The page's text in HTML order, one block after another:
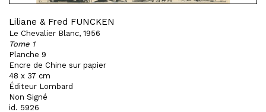
Liliane & Fred FUNCKEN
Le Chevalier Blanc, 1956
Tome 1
Planche 9
Encre de Chine sur papier
48 x 37 cm
Éditeur Lombard
Non Signé
id. 5926